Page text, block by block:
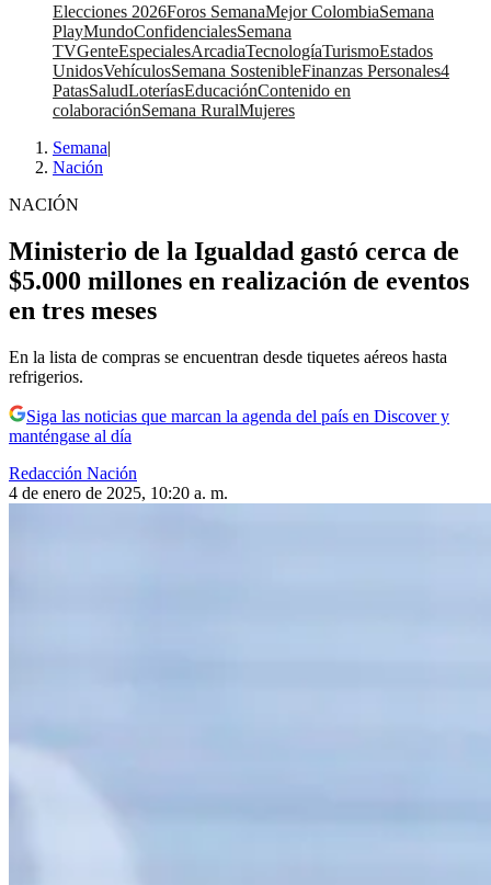
Elecciones 2026Foros SemanaMejor ColombiaSemana
PlayMundoConfidencialesSemana
TVGenteEspecialesArcadiaTecnologíaTurismoEstados
UnidosVehículosSemana SostenibleFinanzas Personales4
PatasSaludLoteríasEducaciónContenido en
colaboraciónSemana RuralMujeres
Semana|
Nación
NACIÓN
Ministerio de la Igualdad gastó cerca de
$5.000 millones en realización de eventos
en tres meses
En la lista de compras se encuentran desde tiquetes aéreos hasta
refrigerios.
Siga las noticias que marcan la agenda del país en Discover y
manténgase al día
Redacción Nación
4 de enero de 2025, 10:20 a. m.